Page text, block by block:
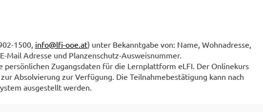
1500, info@lfi-ooe.at) unter Bekanntgabe von: Name, Wohnadresse,
Mail Adresse und Planzenschutz-Ausweisnummer.
persönlichen Zugangsdaten für die Lernplattform eLFI. Der Onlinekurs
Absolvierung zur Verfügung. Die Teilnahmebestätigung kann nach
ausgestellt werden.